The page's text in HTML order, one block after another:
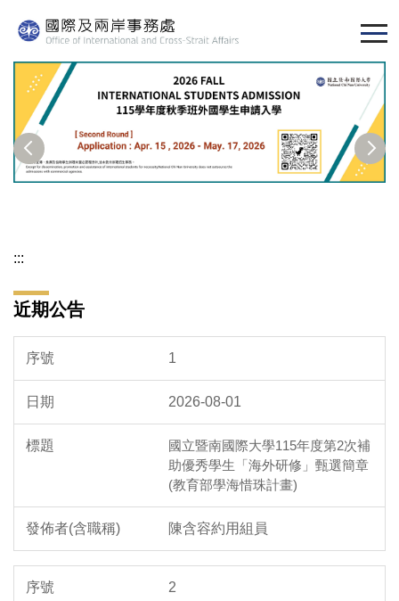
到
區
:::
近期公告
1
2026-08-01
國立暨南國際大學115年度第2次補
助優秀學生「海外研修」甄選簡章
(教育部學海惜珠計畫)
陳含容約用組員
2